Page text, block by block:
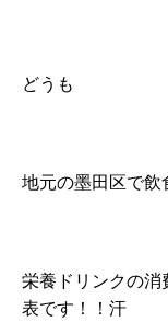
どうも
地元の墨田区で飲
栄養ドリンクの消
表です！！汗